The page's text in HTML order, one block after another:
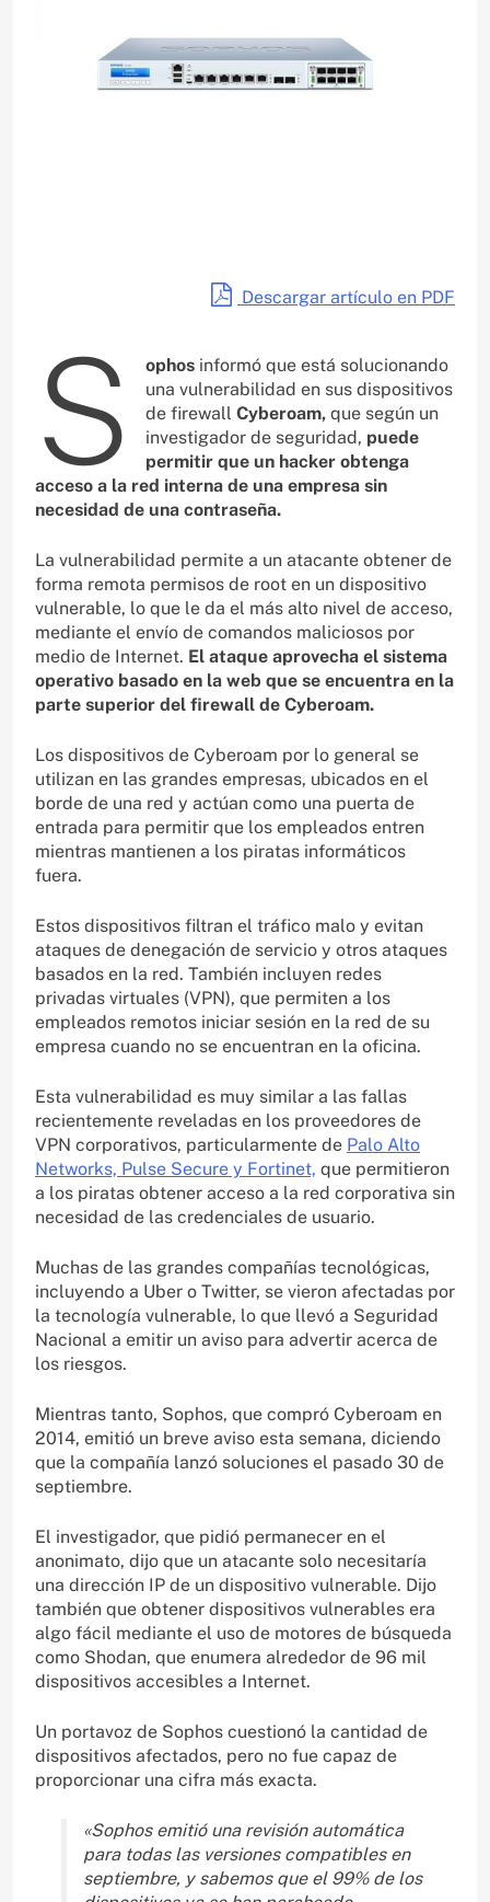
Descargar artículo en PDF
S ophos informó que está solucionando
una vulnerabilidad en sus dispositivos
de firewallCyberoam, que según un
investigador de seguridad, puede
permitir que un hacker obtenga
acceso a la red interna de una empresa sin
necesidad de una contraseña.
La vulnerabilidad permite a un atacante obtener de
forma remota permisos de root en un dispositivo
vulnerable, lo que le da el más alto nivel de acceso,
mediante el envío de comandos maliciosos por
medio de Internet. El ataque aprovecha el sistema
operativo basado en la web que se encuentra en la
parte superior del firewall de Cyberoam.
Los dispositivos de Cyberoam por lo general se
utilizan en las grandes empresas, ubicados en el
borde de una red y actúan como una puerta de
entrada para permitir que los empleados entren
mientras mantienen a los piratas informáticos
fuera.
Estos dispositivos filtran el tráfico malo y evitan
ataques de denegación de servicio y otros ataques
basados en la red. También incluyen redes
privadas virtuales (VPN), que permiten a los
empleados remotos iniciar sesión en la red de su
empresa cuando no se encuentran en la oficina.
Esta vulnerabilidad es muy similar a las fallas
recientemente reveladas en los proveedores de
VPN corporativos, particularmente de Palo Alto
Networks, Pulse Secure y Fortinet, que permitieron
a los piratas obtener acceso a la red corporativa sin
necesidad de las credenciales de usuario.
Muchas de las grandes compañías tecnológicas,
incluyendo a Uber o Twitter, se vieron afectadas por
la tecnología vulnerable, lo que llevó a Seguridad
Nacional a emitir un aviso para advertir acerca de
los riesgos.
Mientras tanto, Sophos, que compró Cyberoam en
2014, emitió un breve aviso esta semana, diciendo
que la compañía lanzó soluciones el pasado 30 de
septiembre.
El investigador, que pidió permanecer en el
anonimato, dijo que un atacante solo necesitaría
una dirección IP de un dispositivo vulnerable. Dijo
también que obtener dispositivos vulnerables era
algo fácil mediante el uso de motores de búsqueda
como Shodan, que enumera alrededor de 96 mil
dispositivos accesibles a Internet.
Un portavoz de Sophos cuestionó la cantidad de
dispositivos afectados, pero no fue capaz de
proporcionar una cifra más exacta.
«Sophos emitió una revisión automática
para todas las versiones compatibles en
septiembre, y sabemos que el 99% de los